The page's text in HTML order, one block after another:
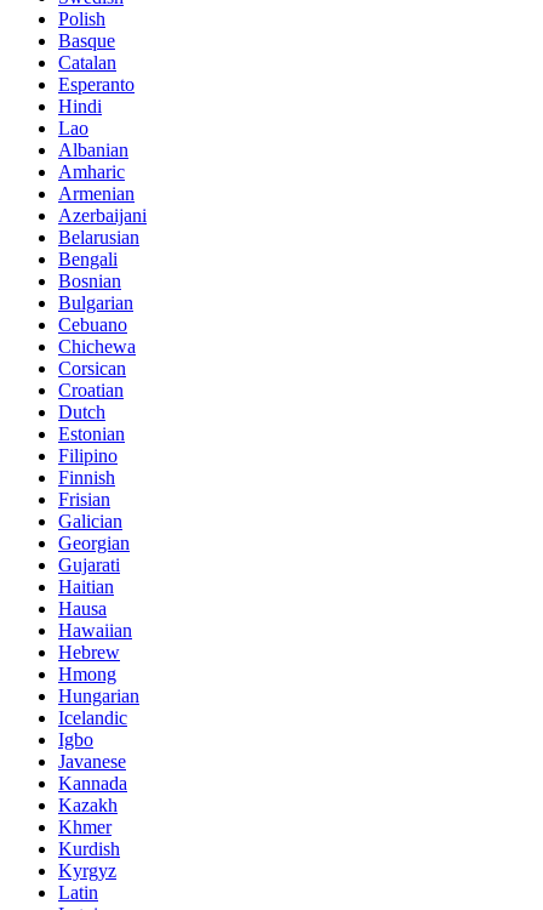
Polish
Basque
Catalan
Esperanto
Hindi
Lao
Albanian
Amharic
Armenian
Azerbaijani
Belarusian
Bengali
Bosnian
Bulgarian
Cebuano
Chichewa
Corsican
Croatian
Dutch
Estonian
Filipino
Finnish
Frisian
Galician
Georgian
Gujarati
Haitian
Hausa
Hawaiian
Hebrew
Hmong
Hungarian
Icelandic
Igbo
Javanese
Kannada
Kazakh
Khmer
Kurdish
Kyrgyz
Latin